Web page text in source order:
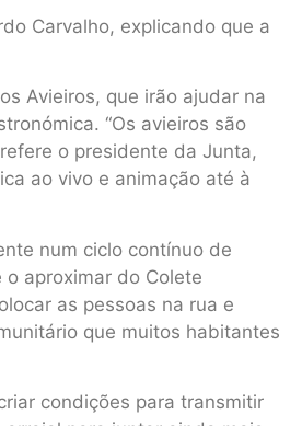
Carvalho, explicando que a
Avieiros, que irão ajudar na
“Os avieiros são
o presidente da Junta,
ao vivo e animação até à
num ciclo contínuo de
aproximar do Colete
as pessoas na rua e
que muitos habitantes
condições para transmitir